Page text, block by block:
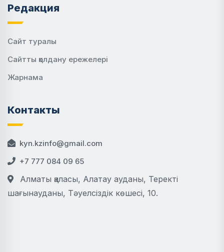
Редакция
Сайт туралы
Сайтты қолдану ережелері
Жарнама
Контакты
kyn.kzinfo@gmail.com
+7 777 084 09 65
Алматы қаласы, Алатау ауданы, Теректі
шағынауданы, Тәуелсіздік көшесі, 10.